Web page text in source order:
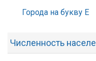
Города на букву Е
Численность